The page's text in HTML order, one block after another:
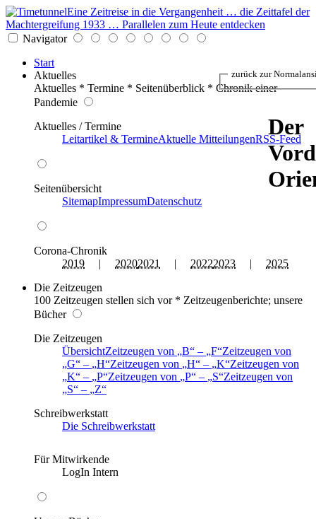
Eine Zeitreise in die Vergangenheit … die Zeittafel der
Machtergreifung 1933 … Parallelen zum Heute entdecken
Navigator
Start
Aktuelles
Aktuelles * Termine * Seitenüberblick * Chronik einer
Pandemie
Aktuelles / Termine
Leitartikel & TermineAktuelle MitteilungenRSS-Feed
Seitenübersicht
SitemapImpressumDatenschutz
Corona-Chronik
2019 | 20202021 | 20222023 | 2025
Die Zeitzeugen
100 Zeitzeugen stellen sich vor * Zeitzeugenberichte; unsere
Bücher
Die Zeitzeugen
ÜbersichtZeitzeugen von B – F Zeitzeugen von
G
– H Zeitzeugen von H – K Zeitzeugen von
K
– P Zeitzeugen von P – S Zeitzeugen von
S
–
Z
Schreibwerkstatt
Die Schreibwerkstatt
Für Mitwirkende
LogIn Intern
Der
zurück zur